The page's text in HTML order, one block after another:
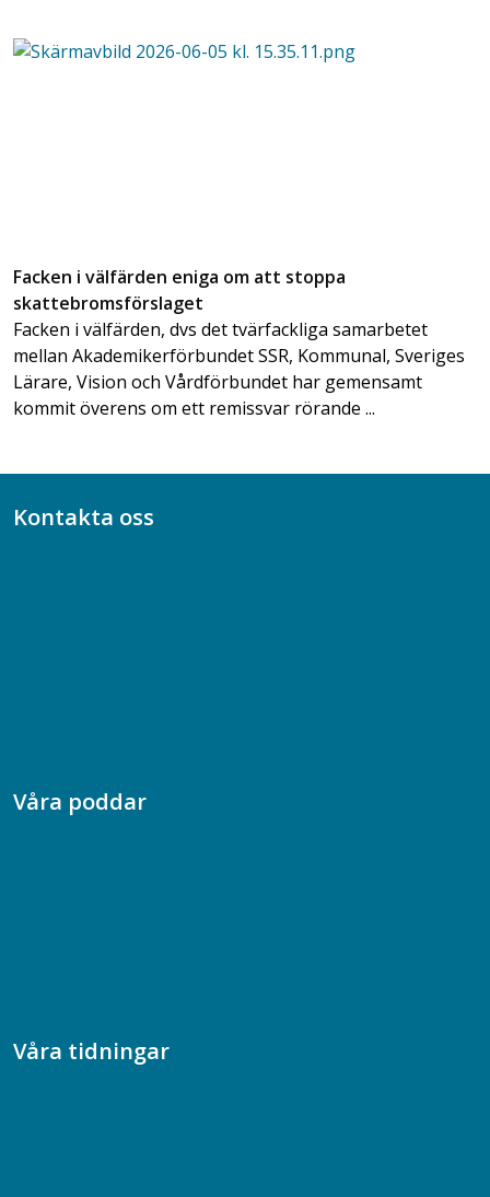
Facken i välfärden eniga om att stoppa
skattebromsförslaget
Facken i välfärden, dvs det tvärfackliga samarbetet
mellan Akademikerförbundet SSR, Kommunal, Sveriges
Lärare, Vision och Vårdförbundet har gemensamt
kommit överens om ett remissvar rörande ...
Kontakta oss
Våra poddar
Våra tidningar